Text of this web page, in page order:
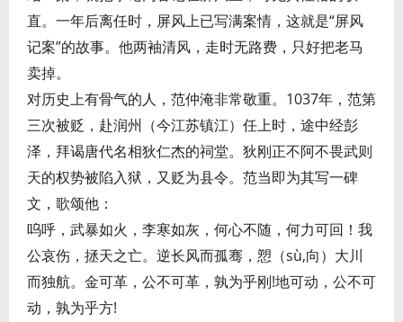
直。一年后离任时，屏风上已写满案情，这就是“屏风
记案”的故事。他两袖清风，走时无路费，只好把老马
卖掉。
对历史上有骨气的人，范仲淹非常敬重。1037年，范第
三次被贬，赴润州（今江苏镇江）任上时，途中经彭
泽，拜谒唐代名相狄仁杰的祠堂。狄刚正不阿不畏武则
天的权势被陷入狱，又贬为县令。范当即为其写一碑
文，歌颂他：
呜呼，武暴如火，李寒如灰，何心不随，何力可回！我
公哀伤，拯天之亡。逆长风而孤骞，愬（sù,向）大川
而独航。金可革，公不可革，孰为乎刚!地可动，公不可
动，孰为乎方!